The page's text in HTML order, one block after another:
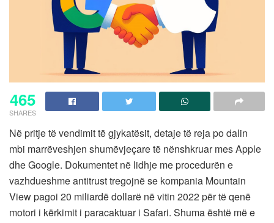
465
SHARES
Në pritje të vendimit të gjykatësit, detaje të reja po dalin
mbi marrëveshjen shumëvjeçare të nënshkruar mes Apple
dhe Google. Dokumentet në lidhje me procedurën e
vazhdueshme antitrust tregojnë se kompania Mountain
View pagoi 20 miliardë dollarë në vitin 2022 për të qenë
motori i kërkimit i paracaktuar i Safari. Shuma është më e